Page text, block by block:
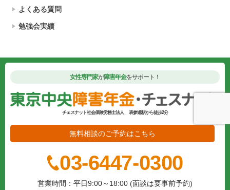
よくある質問
勉強会実績
女性専門家が障害年金をサポート！
チェスナット社会保険労務士法人 表参道駅から徒歩2分
無料相談のご予約はこちら
03-6447-0300
営業時間：平日9:00～18:00 (面談は要事前予約)